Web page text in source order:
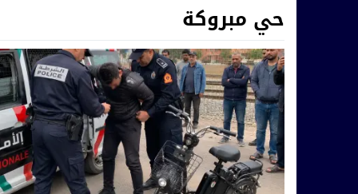
حي مبروكة